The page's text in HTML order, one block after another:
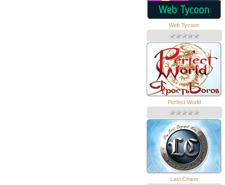
Web Tycoon
Perfect World
Last Chaos